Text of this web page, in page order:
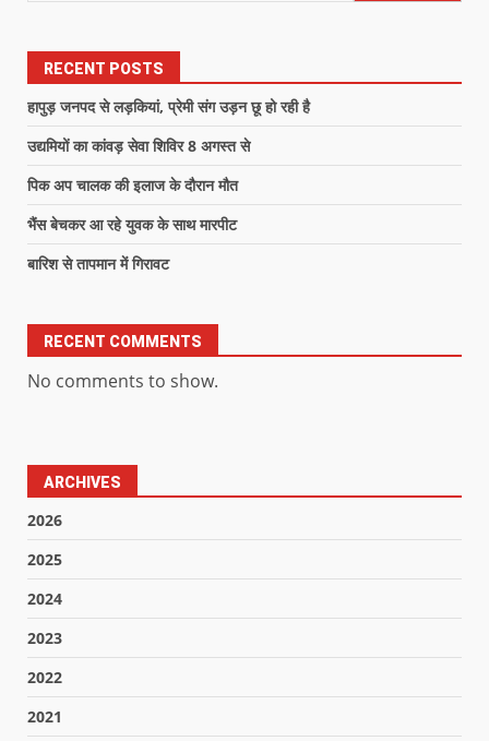
RECENT POSTS
हापुड़ जनपद से लड़कियां, प्रेमी संग उड़न छू हो रही है
उद्यमियों का कांवड़ सेवा शिविर 8 अगस्त से
पिक अप चालक की इलाज के दौरान मौत
भैंस बेचकर आ रहे युवक के साथ मारपीट
बारिश से तापमान में गिरावट
RECENT COMMENTS
No comments to show.
ARCHIVES
2026
2025
2024
2023
2022
2021